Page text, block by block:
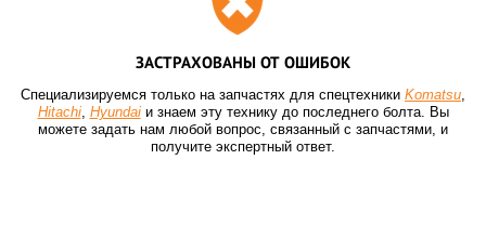
ЗАСТРАХОВАНЫ ОТ ОШИБОК
Специализируемся только на запчастях для спецтехники Komatsu,
Hitachi, Hyundaiи знаем эту технику до последнего болта. Вы
можете задать нам любой вопрос, связанный с запчастями, и
получите экспертный ответ.